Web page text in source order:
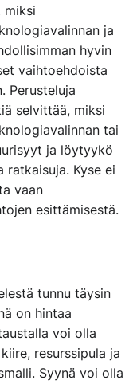
miksi
ja
hyvin
vaihtoehdoista
Perusteluja
selvittää, miksi
tai
ja löytyykö
ratkaisuja. Kyse ei
vaan
esittämisestä.
tunnu täysin
on hintaa
voi olla
resurssipula ja
Syynä voi olla